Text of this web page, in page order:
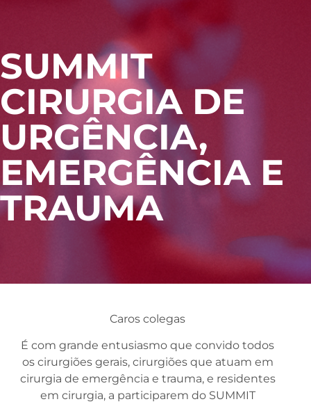
Área do Aluno
SUMMIT
CIRURGIA DE
URGÊNCIA,
EMERGÊNCIA E
TRAUMA
Caros colegas
É com grande entusiasmo que convido todos
os cirurgiões gerais, cirurgiões que atuam em
cirurgia de emergência e trauma, e residentes
em cirurgia, a participarem do SUMMIT